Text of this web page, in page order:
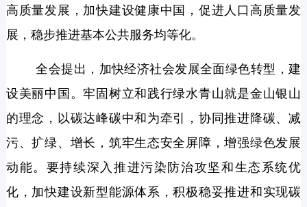
高质量发展，加快建设健康中国，促进人口高质量发
展，稳步推进基本公共服务均等化。
全会提出，加快经济社会发展全面绿色转型，建
设美丽中国。牢固树立和践行绿水青山就是金山银山
的理念，以碳达峰碳中和为牵引，协同推进降碳、减
污、扩绿、增长，筑牢生态安全屏障，增强绿色发展
动能。要持续深入推进污染防治攻坚和生态系统优
化，加快建设新型能源体系，积极稳妥推进和实现碳